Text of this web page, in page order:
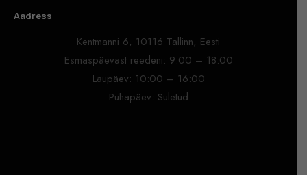
Aadress
Kentmanni 6, 10116 Tallinn, Eesti
Esmaspäevast reedeni: 9:00 – 18:00
Laupäev: 10:00 – 16:00
Pühapäev: Suletud